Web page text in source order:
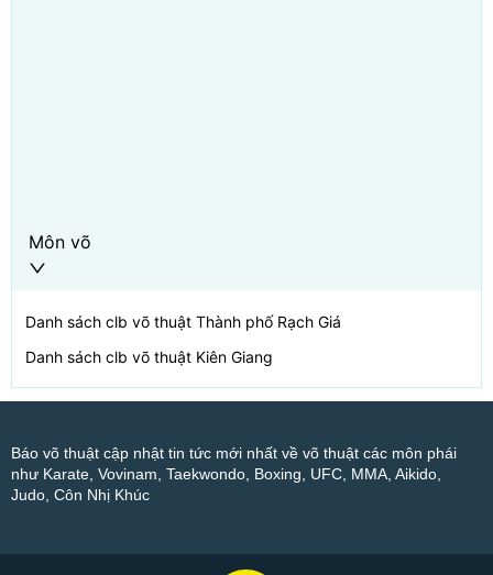
Môn võ
Danh sách clb võ thuật Thành phố Rạch Giá
Danh sách clb võ thuật Kiên Giang
Báo võ thuật cập nhật tin tức mới nhất về võ thuật các môn phái
như Karate, Vovinam, Taekwondo, Boxing, UFC, MMA, Aikido,
Judo, Côn Nhị Khúc